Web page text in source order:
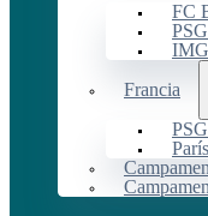
FC
Francia